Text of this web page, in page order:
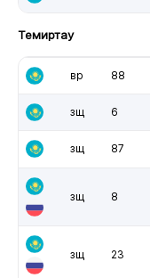
Темиртау
вр 88
зщ 6
зщ 87
зщ 8
зщ 23